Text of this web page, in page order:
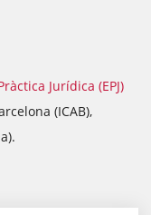
Jurídica (EPJ)
(ICAB),